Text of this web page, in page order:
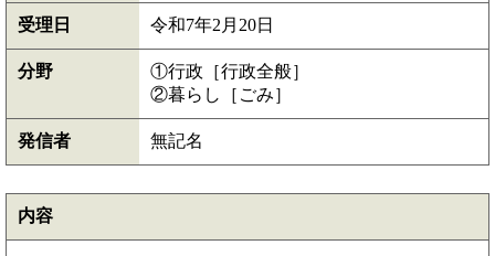
受理日 令和7年2月20日
分野
①行政［行政全般］
②暮らし［ごみ］
発信者 無記名
内容